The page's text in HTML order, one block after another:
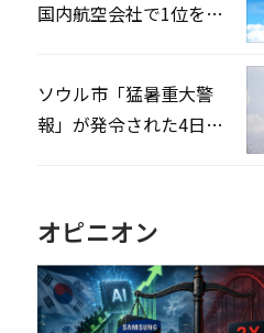
国内航空会社で1位を記
ソウル市「猛暑重大警
報」が発令された4日、
オピニオン